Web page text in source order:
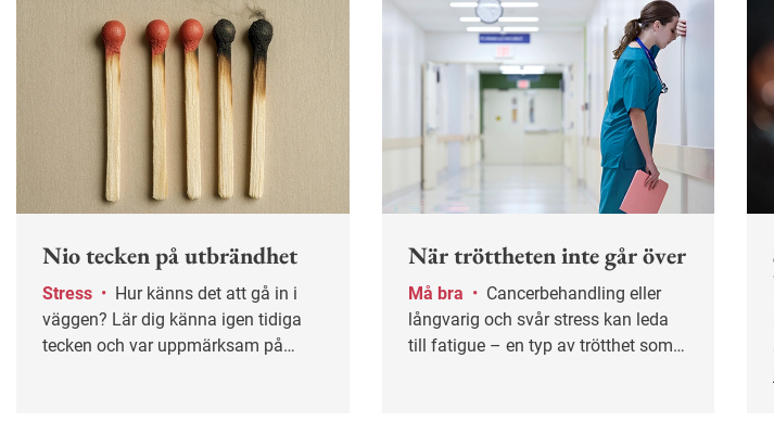
Nio tecken på utbrändhet
Stress •
väggen? Lär dig känna igen tidiga
tecken och var uppmärksam på
När tröttheten inte går över
Må bra •
långvarig och svår stress kan leda
till fatigue – en typ av trötthet som